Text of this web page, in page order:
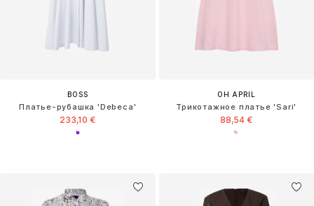
BOSS
Платье-рубашка 'Debeca'
233,10 €
OH APRIL
Трикотажное платье 'Sari'
88,54 €